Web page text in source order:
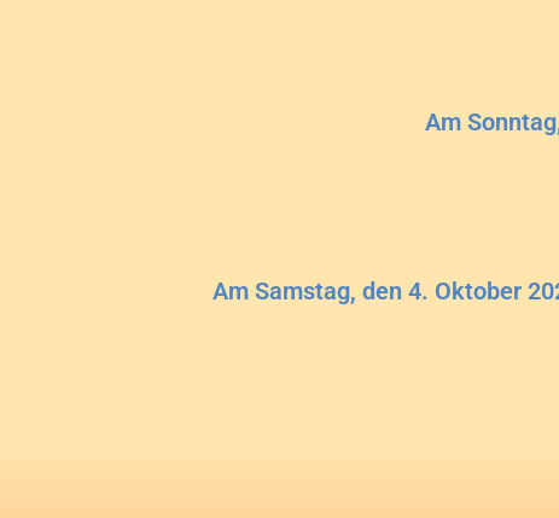
Am
Am Samstag, den 4. Oktober